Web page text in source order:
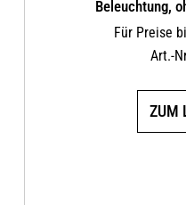
Beleuchtung,
Für Preise
Art.-
ZUM